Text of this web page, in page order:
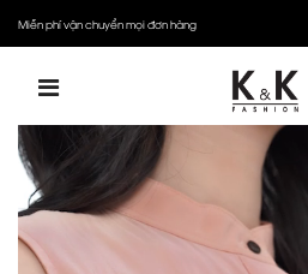
Miễn phí vận chuyển mọi đơn hàng